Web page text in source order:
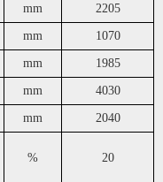
mm 2205
mm 1070
mm 1985
mm 4030
mm 2040
% 20